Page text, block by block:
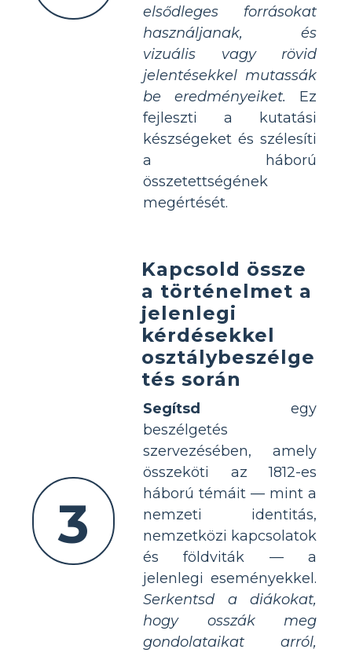
elsődleges forrásokat
használjanak, és
vizuális vagy rövid
jelentésekkel mutassák
be eredményeiket. Ez
fejleszti a kutatási
készségeket és szélesíti
a háború
összetettségének
megértését.
3
Kapcsold össze
a történelmet a
jelenlegi
kérdésekkel
osztálybeszélge
tés során
Segítsd
egy
beszélgetés
szervezésében, amely
összeköti az 1812-es
háború témáit — mint a
nemzeti identitás,
nemzetközi kapcsolatok
és földviták — a
jelenlegi eseményekkel.
Serkentsd a diákokat,
hogy osszák meg
gondolataikat arról,